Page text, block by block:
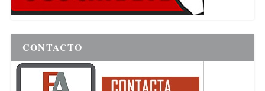
CONTACTO